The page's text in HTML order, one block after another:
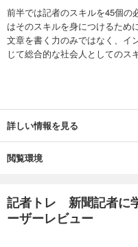
前半では記者のスキルを45個の
はそのスキルを身につけるため
文章を書く力のみではなく、イ
じて総合的な社会人としてのス
はじめに
第１部 記者トレ 基本編
２ 取材時の必勝パターン
３ 原稿執筆時の必勝パターン
Step1 見出しをつける
Step2 多視点で捉える
詳しい情報を見る
閲覧環境
記者トレ 新聞記者に
ーザーレビュー